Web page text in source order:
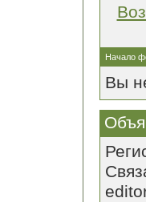
Начало
Вы